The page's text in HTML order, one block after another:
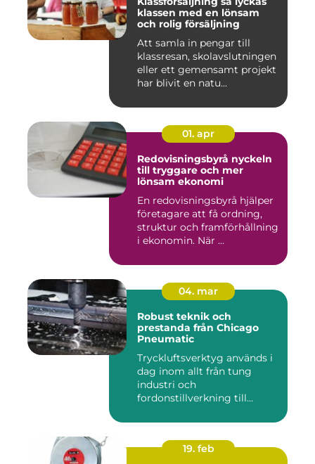
klassen med en lönsam
och rolig försäljning
Att samla in pengar till
klassresan, skolavslutningen
eller ett gemensamt projekt
har blivit en natu...
01. apr
Redovisningsbyrå nyckeln
till tryggare och mer
lönsam ekonomi
En redovisningsbyrå hjälper
företagare att få ordning,
struktur och framförhållning
i ekonomin. När ...
04. mar
Robust teknik och
prestanda från Chicago
Pneumatic
Tryckluftsverktyg används i
dag inom allt från tung
industri och
fordonstillverkning till...
19. feb